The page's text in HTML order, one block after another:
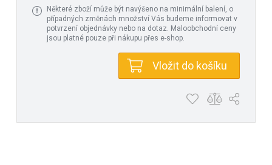
Některé zboží může být navýšeno na minimální balení, o
případných změnách množství Vás budeme informovat v
potvrzení objednávky nebo na dotaz. Maloobchodní ceny
jsou platné pouze při nákupu přes e-shop.
Vložit do košíku